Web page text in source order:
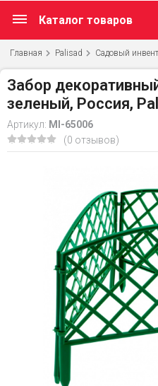
Каталог товаров
Главная Palisad Садовый
Забор
зеленый, Россия,
Артикул: MI-65006
(0 отзывов)